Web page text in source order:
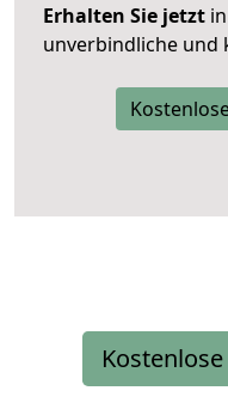
Erhalten Sie jetzt
unverbindliche und